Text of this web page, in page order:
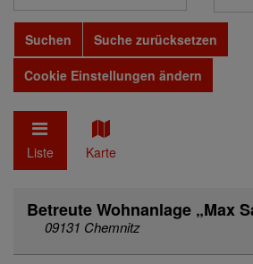
Suchen
Suche zurücksetzen
Cookie Einstellungen ändern
Liste Karte
Betreute Wohnanlage „Max
09131 Chemnitz